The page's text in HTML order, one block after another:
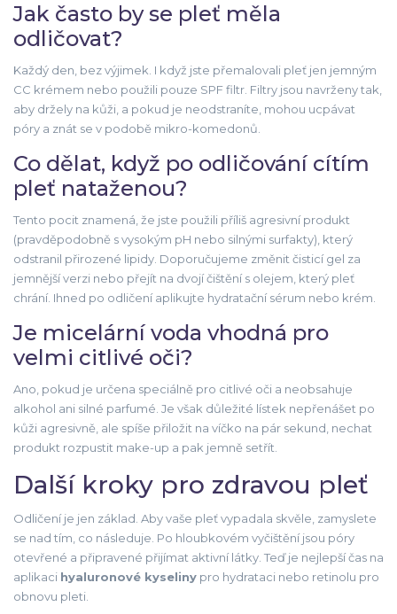
Jak často by se pleť měla
odličovat?
Každý den, bez výjimek. I když jste přemalovali pleť jen jemným
CC krémem nebo použili pouze SPF filtr. Filtry jsou navrženy tak,
aby držely na kůži, a pokud je neodstraníte, mohou ucpávat
póry a znát se v podobě mikro-komedonů.
Co dělat, když po odličování cítím
pleť nataženou?
Tento pocit znamená, že jste použili příliš agresivní produkt
(pravděpodobně s vysokým pH nebo silnými surfakty), který
odstranil přirozené lipidy. Doporučujeme změnit čisticí gel za
jemnější verzi nebo přejít na dvojí čištění s olejem, který pleť
chrání. Ihned po odličení aplikujte hydratační sérum nebo krém.
Je micelární voda vhodná pro
velmi citlivé oči?
Ano, pokud je určena speciálně pro citlivé oči a neobsahuje
alkohol ani silné parfumé. Je však důležité lístek nepřenášet po
kůži agresivně, ale spíše přiložit na víčko na pár sekund, nechat
produkt rozpustit make-up a pak jemně setřít.
Další kroky pro zdravou pleť
Odličení je jen základ. Aby vaše pleť vypadala skvěle, zamyslete
se nad tím, co následuje. Po hloubkovém vyčištění jsou póry
otevřené a připravené přijímat aktivní látky. Teď je nejlepší čas na
aplikaci hyaluronové kyseliny pro hydrataci nebo retinolu pro
obnovu pleti.